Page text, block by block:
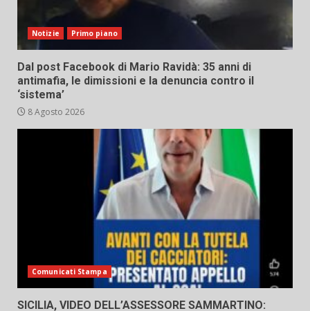
Notizie Primo piano
Dal post Facebook di Mario Ravidà: 35 anni di
antimafia, le dimissioni e la denuncia contro il
‘sistema’
8 Agosto 2026
Comunicati Stampa
SICILIA, VIDEO DELL’ASSESSORE SAMMARTINO: